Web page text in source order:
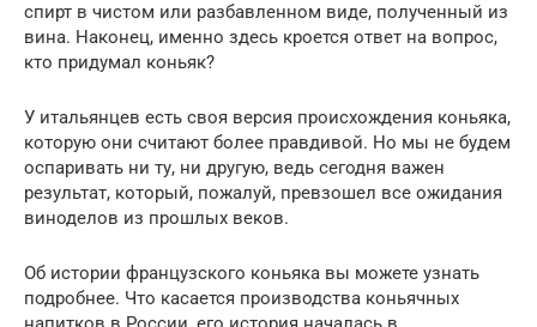
спирт в чистом или разбавленном виде, полученный из
вина. Наконец, именно здесь кроется ответ на вопрос,
кто придумал коньяк?
У итальянцев есть своя версия происхождения коньяка,
которую они считают более правдивой. Но мы не будем
оспаривать ни ту, ни другую, ведь сегодня важен
результат, который, пожалуй, превзошел все ожидания
виноделов из прошлых веков.
Об истории французского коньяка вы можете узнать
подробнее. Что касается производства коньячных